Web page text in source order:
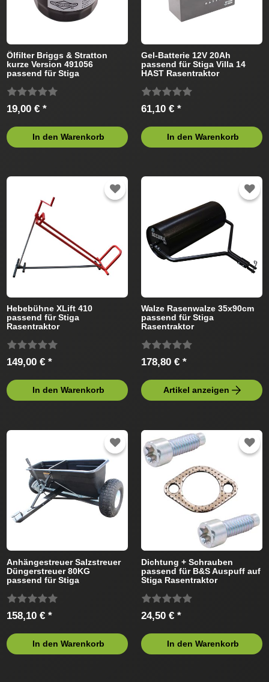
Ölfilter Briggs & Stratton
kurze Version 491056
passend für Stiga
19,00 € *
In den Warenkorb
Gel-Batterie 12V 20Ah
passend für Stiga Villa 14
HAST Rasentraktor
61,10 € *
In den Warenkorb
Hebebühne XLift 410
passend für Stiga
Rasentraktor
149,00 € *
In den Warenkorb
Walze Rasenwalze 35x90cm
passend für Stiga
Rasentraktor
178,80 € *
Artikel anzeigen
Anhängestreuer Salzstreuer
Düngerstreuer 80KG
passend für Stiga
158,10 € *
In den Warenkorb
Dichtung + Schrauben
passend für B&S Auspuff auf
Stiga Rasentraktor
24,50 € *
In den Warenkorb